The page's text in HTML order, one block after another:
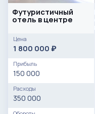
Футуристичный
отель в центре
Цена
1 800 000 ₽
Прибыль
150 000
Расходы
350 000